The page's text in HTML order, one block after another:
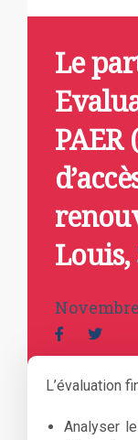
Le
PAER
Louis,
Novembre
L’évaluation
Analyser